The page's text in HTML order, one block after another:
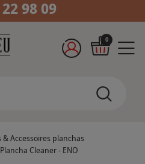
98 09
0
& Accessoires planchas
Plancha Cleaner - ENO